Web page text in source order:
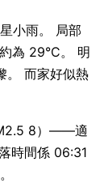
小雨。 局部
為 29°C。 明
。 而家好似熱
8）——適
時間係 06:31